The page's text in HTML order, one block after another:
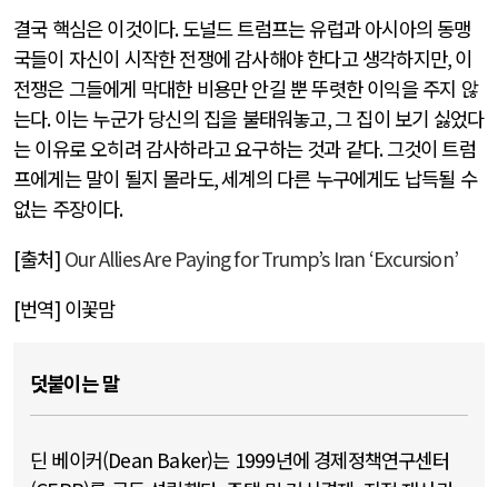
결국 핵심은 이것이다.도널드 트럼프는 유럽과 아시아의 동맹
국들이 자신이 시작한 전쟁에 감사해야 한다고 생각하지만,이
전쟁은 그들에게 막대한 비용만 안길 뿐 뚜렷한 이익을 주지 않
는다.이는 누군가 당신의 집을 불태워놓고,그 집이 보기 싫었다
는 이유로 오히려 감사하라고 요구하는 것과 같다.그것이 트럼
프에게는 말이 될지 몰라도,세계의 다른 누구에게도 납득될 수
없는 주장이다.
[출처] Our Allies Are Paying for Trump’s Iran ‘Excursion’
[번역] 이꽃맘
덧붙이는 말
딘 베이커(Dean Baker)는 1999년에 경제정책연구센터